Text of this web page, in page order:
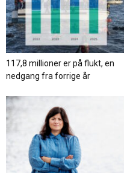
117,8 millioner er på flukt, en
nedgang fra forrige år